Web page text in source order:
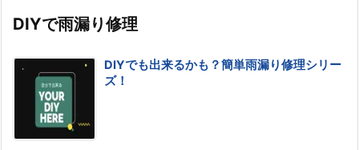
DIYで雨漏り修理
DIYでも出来るかも？簡単雨漏り修理シリー
ズ！